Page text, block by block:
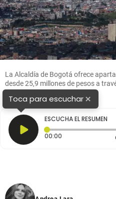
La Alcaldía de Bogotá ofrece
desde 25,9 millones de pesos a
Distrito. FOTO: Colprensa.
Toca para escuchar×
ESCUCHA EL RESUMEN
00:00 Tiempo